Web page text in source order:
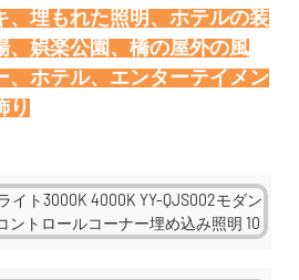
、埋もれた照明、ホテルの装
、娯楽公園、橋の屋外の風
、ホテル、エンターテイメン